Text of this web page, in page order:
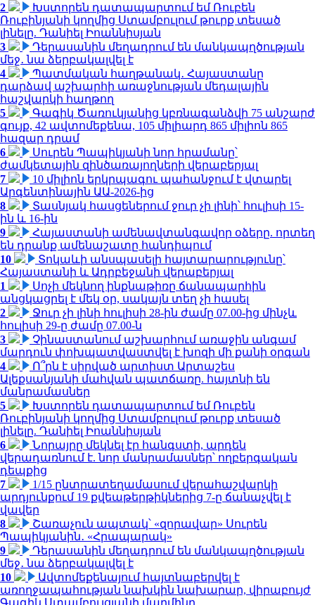
2
Խստորեն դատապարտում եմ Ռուբեն
Ռուբինյանի կողմից Ստամբուլում թուրք տեսած
լինելը. Դանիել Իոաննիսյան
3
Դերասանին մեղադրում են մանկապղծության
մեջ․ նա ձերբակալվել է
4
Պատմական հաղթանակ․ Հայաստանը
դարձավ աշխարհի առաջնության մեդալային
հաշվարկի հաղթող
5
Գագիկ Ծառուկյանից կբռնագանձվի 75 անշարժ
գույք, 42 ավտոմեքենա, 105 միլիարդ 865 միլիոն 865
հազար դրամ
6
Սուրեն Պապիկյանի նոր հրամանը՝
ժամկետային զինծառայողների վերաբերյալ
7
10 միլիոն երկրպագու պահանջում է վտարել
Արգենտինային ԱԱ-2026-ից
8
Տասնյակ հասցեներում ջուր չի լինի՝ հուլիսի 15-
ին և 16-ին
9
Հայաստանի ամենավտանգավոր օձերը. որտեղ
են դրանք ամենաշատը հանդիպում
10
Տոկաևի անսպասելի հայտարարությունը՝
Հայաստանի և Ադրբեջանի վերաբերյալ
1
Սոչի մեկնող ինքնաթիռը ճանապարհին
անցկացրել է մեկ օր, սակայն տեղ չի հասել
2
Ջուր չի լինի հուլիսի 28-ին ժամը 07.00-ից մինչև
հուլիսի 29-ը ժամը 07.00-ն
3
Չինաստանում աշխարհում առաջին անգամ
մարդուն փոխպատվաստվել է խոզի մի քանի օրգան
4
Ո՞րն է սիրված արտիստ Արտաշես
Ալեքսանյանի մահվան պատճառը. հայտնի են
մանրամասներ
5
Խստորեն դատապարտում եմ Ռուբեն
Ռուբինյանի կողմից Ստամբուլում թուրք տեսած
լինելը. Դանիել Իոաննիսյան
6
Նորայրը մեկնել էր հանգստի, արդեն
վերադառնում է. նոր մանրամասներ՝ ողբերգական
դեպքից
7
1/15 ընտրատեղամասում վերահաշվարկի
արդյունքում 19 քվեաթերթիկներից 7-ը ճանաչվել է
վավեր
8
Շառաչուն ապտակ՝ «զորավար» Սուրեն
Պապիկյանին․ «Հրապարակ»
9
Դերասանին մեղադրում են մանկապղծության
մեջ․ նա ձերբակալվել է
10
Ավտոմեքենայում հայտնաբերվել է
առողջապահության նախկին նախարար, վիրաբույժ
Գագիկ Ստամբուլցյանի մարմինը